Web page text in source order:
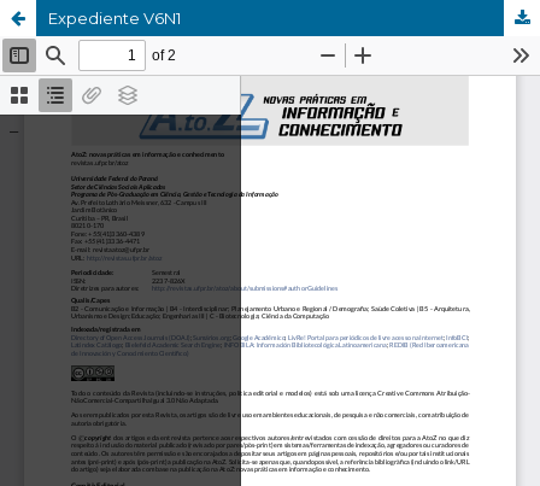
Expediente V6N1